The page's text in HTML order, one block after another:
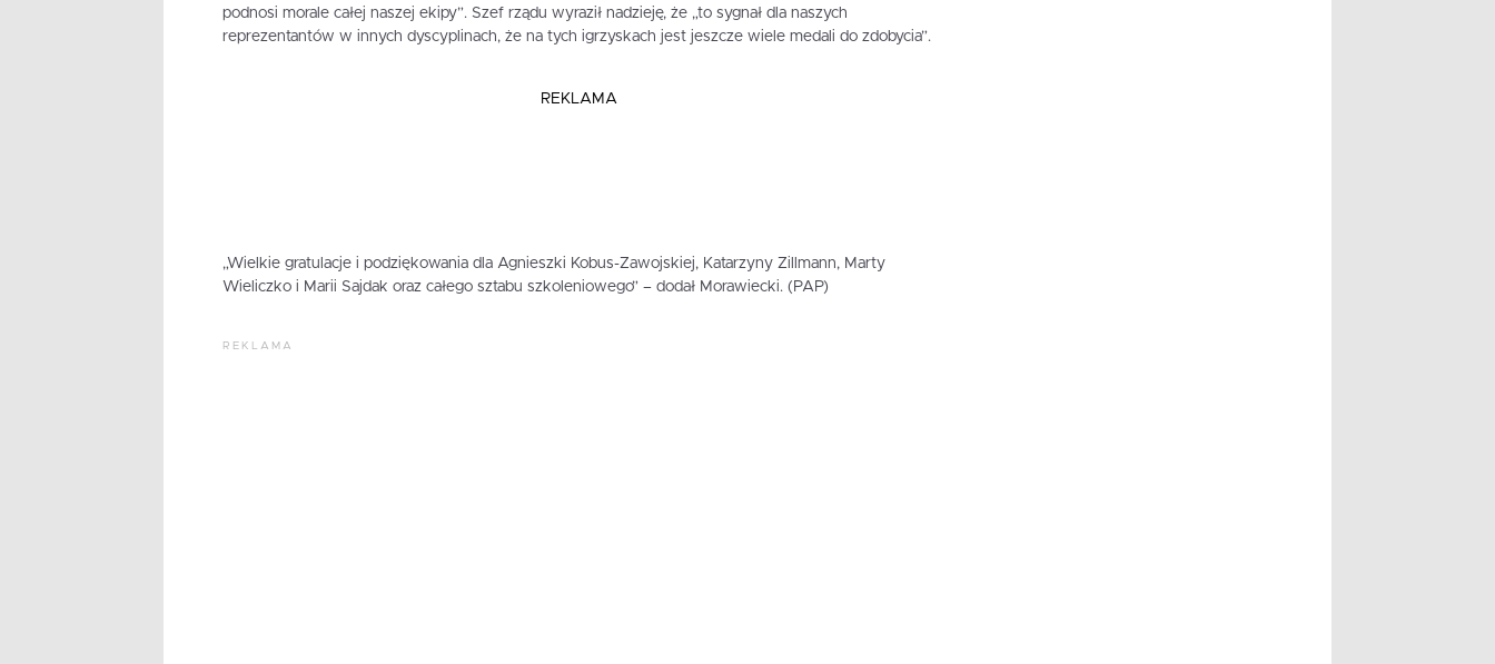
podnosi morale całej naszej ekipy”. Szef rządu wyraził nadzieję, że „to sygnał dla naszych
reprezentantów w innych dyscyplinach, że na tych igrzyskach jest jeszcze wiele medali do zdobycia”.
REKLAMA
„Wielkie gratulacje i podziękowania dla Agnieszki Kobus-Zawojskiej, Katarzyny Zillmann, Marty
Wieliczko i Marii Sajdak oraz całego sztabu szkoleniowego” – dodał Morawiecki. (PAP)
REKLAMA